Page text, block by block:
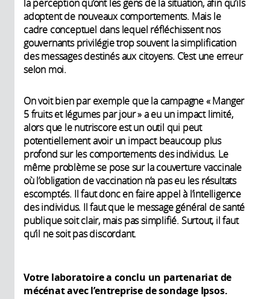
la perception qu’ont les gens de la situation, afin qu’ils
adoptent de nouveaux comportements. Mais le
cadre conceptuel dans lequel réfléchissent nos
gouvernants privilégie trop souvent la simplification
des messages destinés aux citoyens. C’est une erreur
selon moi.
On voit bien par exemple que la campagne « Manger
5 fruits et légumes par jour » a eu un impact limité,
alors que le nutriscore est un outil qui peut
potentiellement avoir un impact beaucoup plus
profond sur les comportements des individus. Le
même problème se pose sur la couverture vaccinale
où l’obligation de vaccination n’a pas eu les résultats
escomptés. Il faut donc en faire appel à l’intelligence
des individus. Il faut que le message général de santé
publique soit clair, mais pas simplifié. Surtout, il faut
qu’il ne soit pas discordant.
Votre laboratoire a conclu un partenariat de
mécénat avec l’entreprise de sondage Ipsos.